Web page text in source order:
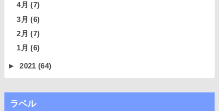
4月(7)
3月(6)
2月(7)
1月(6)
►2021(64)
ラベル